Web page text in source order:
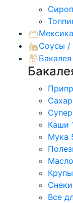
Соусы /
Бакалея
Каши
Мука
Масло
Снеки
Все